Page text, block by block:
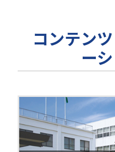
コンテン
ー